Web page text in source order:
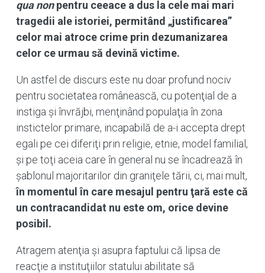
qua nonpentru ceeace a dus la cele mai mari
tragedii ale istoriei, permitând „justificarea”
celor mai atroce crime prin dezumanizarea
celor ce urmau să devină victime.
Un astfel de discurs este nu doar profund nociv
pentru societatea românească, cu potenţial de a
instiga şi învrăjbi, menţinând populaţia în zona
instictelor primare, incapabilă de a-i accepta drept
egali pe cei diferiţi prin religie, etnie, model familial,
şi pe toţi aceia care în general nu se încadrează în
şablonul majoritarilor din graniţele tării, ci, mai mult,
în momentul în care mesajul pentru ţară este că
un contracandidat nu este om, orice devine
posibil.
Atragem atenţia şi asupra faptului că lipsa de
reacţie a instituţiilor statului abilitate să